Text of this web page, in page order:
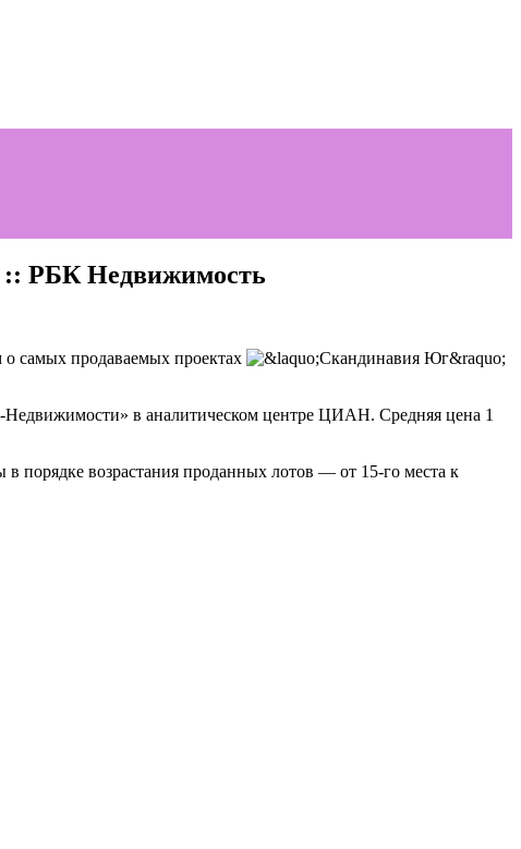
:: РБК Недвижимость
самых продаваемых проектах
Недвижимости» в аналитическом центре ЦИАН. Средняя цена 1
возрастания проданных лотов — от 15-го места к